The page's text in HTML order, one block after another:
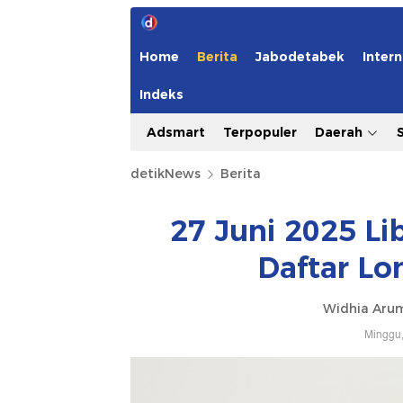
Home Berita Jabodetabek
Indeks
Adsmart Terpopuler Daerah
detikNews Berita
27 Juni 2025
Daftar
Widhia